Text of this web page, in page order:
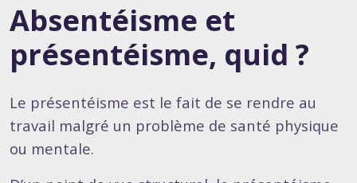
Absentéisme et
présentéisme, quid ?
Le présentéisme est le fait de se rendre au
travail malgré un problème de santé physique
ou mentale.